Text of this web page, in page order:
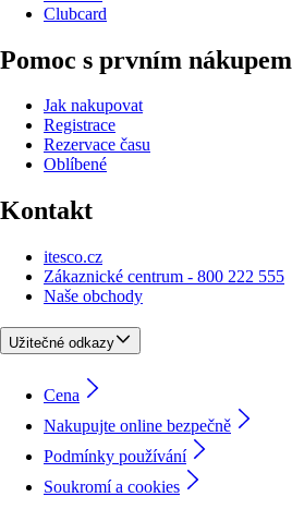
Clubcard
Pomoc s prvním nákupem
Jak nakupovat
Registrace
Rezervace času
Oblíbené
Kontakt
itesco.cz
Zákaznické centrum - 800 222 555
Naše obchody
Užitečné odkazy
Cena
Nakupujte online bezpečně
Podmínky používání
Soukromí a cookies